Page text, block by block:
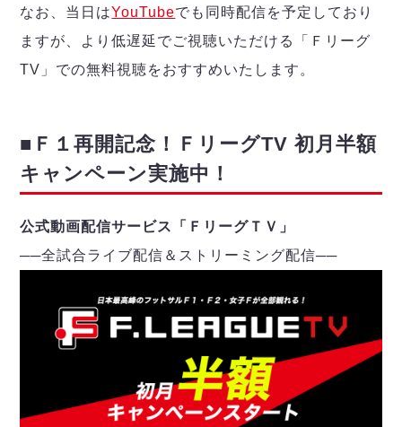
ヴィンセドール白山
アグレミーナ浜松
デウソン神戸
なお、当日はYouTubeでも同時配信を予定しており
ますが、より低遅延でご視聴いただける「Ｆリーグ
TV」での無料視聴をおすすめいたします。
■Ｆ１再開記念！ＦリーグTV 初月半額
キャンペーン実施中！
公式動画配信サービス「ＦリーグＴＶ」
──全試合ライブ配信＆ストリーミング配信──